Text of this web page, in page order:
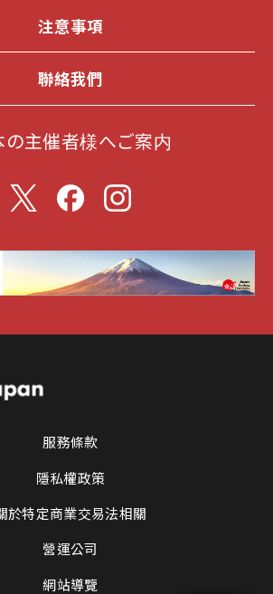
注意事項
聯絡我們
の主催者様へご案内
服務條款
隱私權政策
於特定商業交易法相關
營運公司
網站導覽